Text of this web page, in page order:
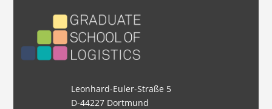
Leonhard-Euler-Straße 5
D-44227 Dortmund